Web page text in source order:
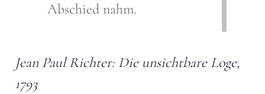
Abschied nahm.
Jean Paul Richter: Die unsichtbare Loge,
1793